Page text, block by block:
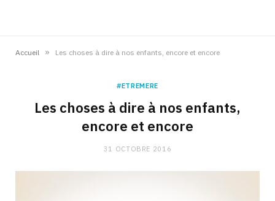
Accueil » Les choses à dire à nos enfants, encore et encore
#ETREMERE
Les choses à dire à nos enfants,
encore et encore
31 OCTOBRE 2016